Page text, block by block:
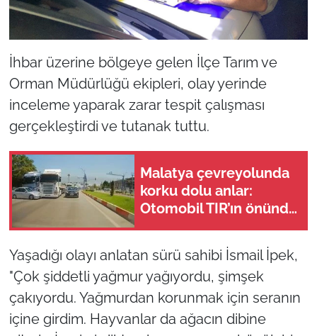
İhbar üzerine bölgeye gelen İlçe Tarım ve
Orman Müdürlüğü ekipleri, olay yerinde
inceleme yaparak zarar tespit çalışması
gerçekleştirdi ve tutanak tuttu.
Malatya çevreyolunda
korku dolu anlar:
Otomobil TIR’ın önünde
metrelerce sürüklendi!
Yaşadığı olayı anlatan sürü sahibi İsmail İpek,
"Çok şiddetli yağmur yağıyordu, şimşek
çakıyordu. Yağmurdan korunmak için seranın
içine girdim. Hayvanlar da ağacın dibine